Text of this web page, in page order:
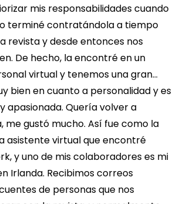
mis responsabilidades cuando
terminé contratándola a tiempo
revista y desde entonces nos
De hecho, la encontré en un
virtual y tenemos una gran...
bien en cuanto a personalidad y es
apasionada. Quería volver a
me gustó mucho. Así fue como la
asistente virtual que encontré
y uno de mis colaboradores es mi
Irlanda. Recibimos correos
de personas que nos